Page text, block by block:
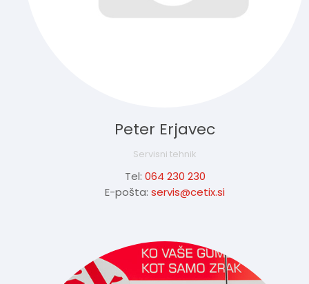
Peter Erjavec
Servisni tehnik
Tel: 064 230 230
E-pošta: servis@cetix.si